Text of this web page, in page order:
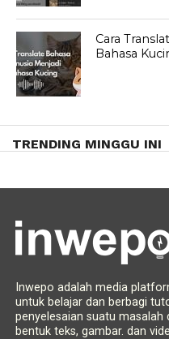
Cara
Bahasa
TRENDING MINGGU INI
Inwepo adalah media
untuk belajar dan berbagi
penyelesaian suatu masalah
bentuk teks, gambar. dan